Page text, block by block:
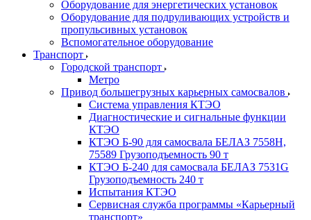
Оборудование для энергетических установок
Оборудование для подруливающих устройств и
пропульсивных установок
Вспомогательное оборудование
Транспорт
Городской транспорт
Метро
Привод большегрузных карьерных самосвалов
Система управления КТЭО
Диагностические и сигнальные функции
КТЭО
КТЭО Б-90 для самосвала БЕЛАЗ 7558H,
75589 Грузоподъемность 90 т
КТЭО Б-240 для самосвала БЕЛАЗ 7531G
Грузоподъемность 240 т
Испытания КТЭО
Сервисная служба программы «Карьерный
транспорт»